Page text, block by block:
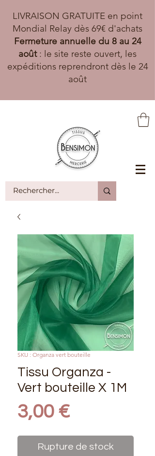
LIVRAISON GRATUITE en point
Mondial Relay dès 69€ d'achats
Fermeture annuelle du 8 au 24
août: le site reste ouvert, les
expéditions reprendront dès le 24
août
SKU : Organza vert bouteille
Tissu Organza -
Vert bouteille X 1M
3,00 €Prix
Rupture de stock